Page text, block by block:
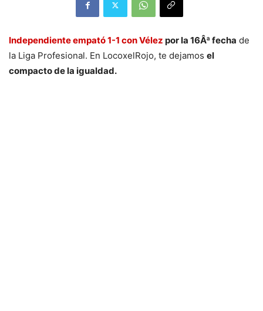
Independiente empató 1-1 con Vélez por la 16Âª fecha de
la Liga Profesional. En LocoxelRojo, te dejamos el
compacto de la igualdad.